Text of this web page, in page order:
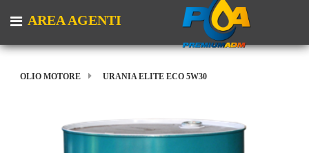
Open menu
AREA AGENTI
OLIO MOTORE URANIA ELITE ECO 5W30